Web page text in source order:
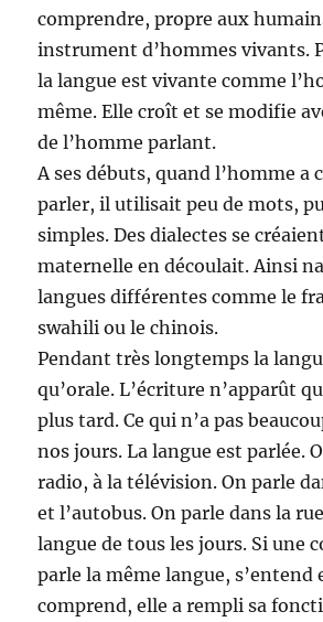
comprendre, propre aux
instrument d’hommes vivants.
la langue est vivante comme
même. Elle croît et se modifie
de l’homme parlant.
A ses débuts, quand l’homme a
parler, il utilisait peu de mots,
simples. Des dialectes se
maternelle en découlait. Ainsi
langues différentes comme le
swahili ou le chinois.
Pendant très longtemps la
qu’orale. L’écriture n’apparût
plus tard. Ce qui n’a pas
nos jours. La langue est parlée.
radio, à la télévision. On parle
et l’autobus. On parle dans la
langue de tous les jours. Si une
parle la même langue, s’entend
comprend, elle a rempli sa